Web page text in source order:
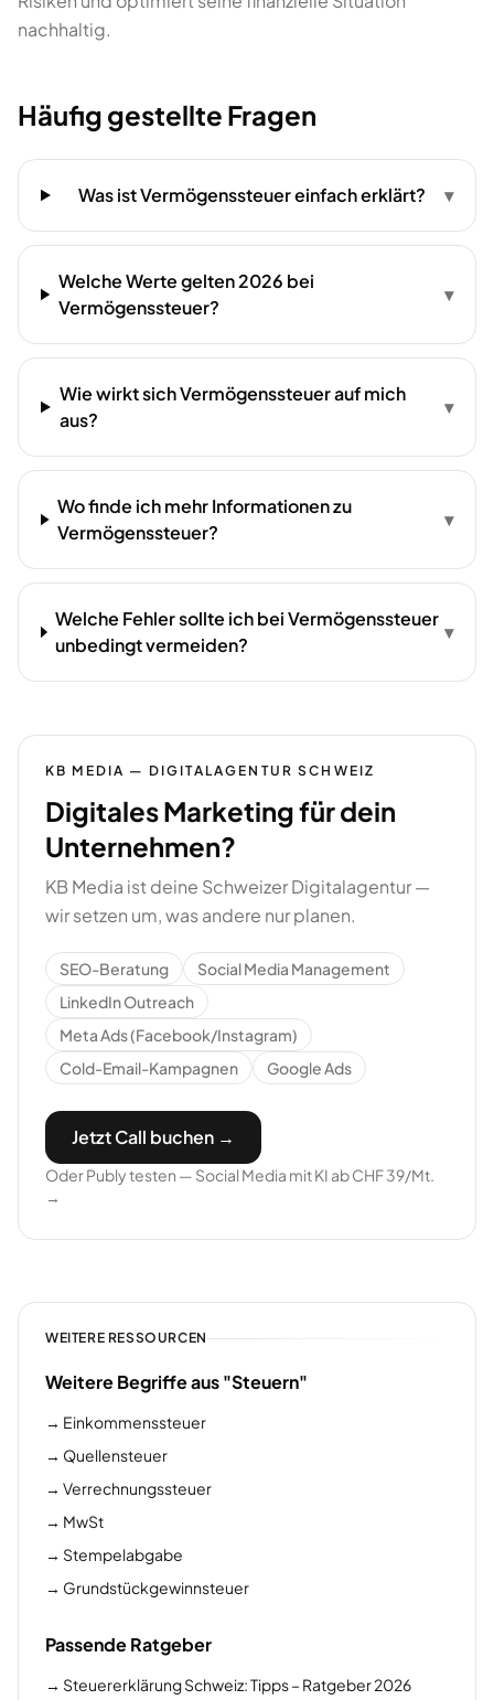
nachhaltig.
Häufig gestellte Fragen
Was ist Vermögenssteuer einfach erklärt? ▾
Welche Werte gelten 2026 bei
Vermögenssteuer?
▾
Wie wirkt sich Vermögenssteuer auf mich
aus?
▾
Wo finde ich mehr Informationen zu
Vermögenssteuer?
▾
Welche Fehler sollte ich bei Vermögenssteuer
unbedingt vermeiden?
▾
KB MEDIA — DIGITALAGENTUR SCHWEIZ
Digitales Marketing für dein
Unternehmen?
KB Media ist deine Schweizer Digitalagentur —
wir setzen um, was andere nur planen.
SEO-Beratung
Social Media Management
LinkedIn Outreach
Meta Ads (Facebook/Instagram)
Cold-Email-Kampagnen
Google Ads
Jetzt Call buchen →
Oder Publy testen — Social Media mit KI ab CHF 39/Mt.
→
WEITERE RESSOURCEN
Weitere Begriffe aus "Steuern"
→ Einkommenssteuer
→ Quellensteuer
→ Verrechnungssteuer
→ MwSt
→ Stempelabgabe
→ Grundstückgewinnsteuer
Passende Ratgeber
→ Steuererklärung Schweiz: Tipps – Ratgeber 2026